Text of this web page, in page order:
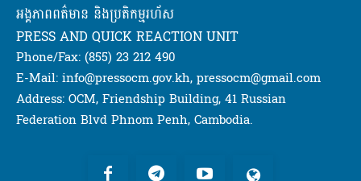
អង្គភាពពត៌មាន និងប្រតិកម្មរហ័ស
PRESS AND QUICK REACTION UNIT
Phone/Fax: (855) 23 212 490
E-Mail: info@pressocm.gov.kh, pressocm@gmail.com
Address: OCM, Friendship Building, 41 Russian
Federation Blvd Phnom Penh, Cambodia.